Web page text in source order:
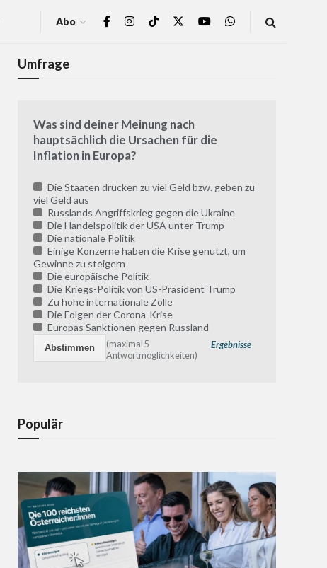
Abo
Umfrage
Was sind deiner Meinung nach
hauptsächlich die Ursachen für die
Inflation in Europa?
Die Staaten drucken zu viel Geld bzw. geben zu
viel Geld aus
Russlands Angriffskrieg gegen die Ukraine
Die Handelspolitik der USA unter Trump
Die nationale Politik
Einige Konzerne haben die Krise genutzt, um
Gewinne zu steigern
Die europäische Politik
Die Kriegs-Politik von US-Präsident Trump
Zu hohe internationale Zölle
Die Folgen der Corona-Krise
Europas Sanktionen gegen Russland
Ergebnisse
(maximal 5
Antwortmöglichkeiten)
Populär